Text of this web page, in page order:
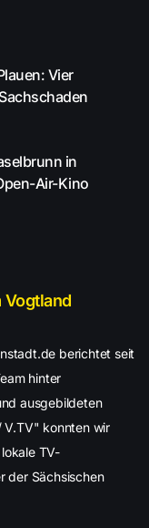
Vier
in
Air-Kino
Vogtland
berichtet seit
hinter
ausgebildeten
konnten wir
TV-
der Sächsischen